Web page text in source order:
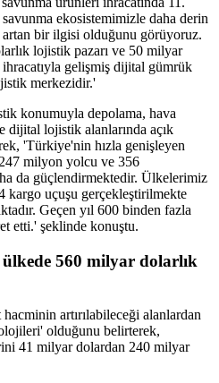
ekosistemimizle daha derin
bir ilgisi olduğunu görüyoruz.
lojistik pazarı ve 50 milyar
gelişmiş dijital gümrük
merkezidir.'
konumuyla depolama, hava
dijital lojistik alanlarında açık
'Türkiye'nin hızla genişleyen
247 milyon yolcu ve 356
da güçlendirmektedir. Ülkelerimiz
kargo uçuşu gerçekleştirilmekte
Geçen yıl 600 binden fazla
etti.' şeklinde konuştu.
560 milyar dolarlık
artırılabileceği alanlardan
olduğunu belirterek,
41 milyar dolardan 240 milyar